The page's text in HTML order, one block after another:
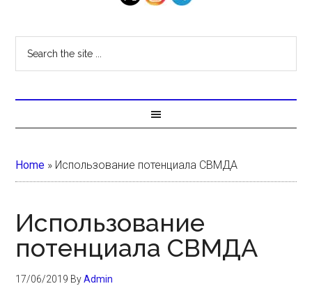
Home » Использование потенциала СВМДА
Использование
потенциала СВМДА
17/06/2019 ByAdmin